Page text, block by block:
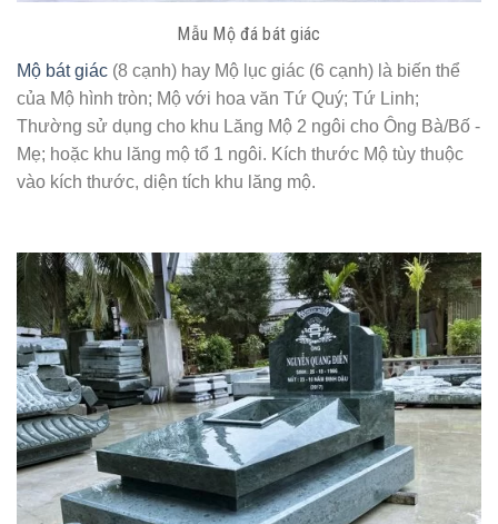
Mẫu Mộ đá bát giác
Mộ bát giác (8 cạnh) hay Mộ lục giác (6 cạnh) là biến thể
của Mộ hình tròn; Mộ với hoa văn Tứ Quý; Tứ Linh;
Thường sử dụng cho khu Lăng Mộ 2 ngôi cho Ông Bà/Bố -
Mẹ; hoặc khu lăng mộ tổ 1 ngôi. Kích thước Mộ tùy thuộc
vào kích thước, diện tích khu lăng mộ.